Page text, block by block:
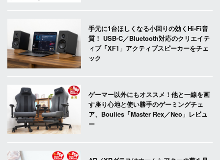
手元に1台ほしくなる小回りの効くHi-Fi音
質！ USB-C／Bluetooth対応のクリエイテ
ィブ「XF1」アクティブスピーカーをチェ
ック
ゲーマー以外にもオススメ！他と一線を画
す座り心地と使い勝手のゲーミングチェ
ア、Boulies「Master Rex／Neo」レビュ
ー